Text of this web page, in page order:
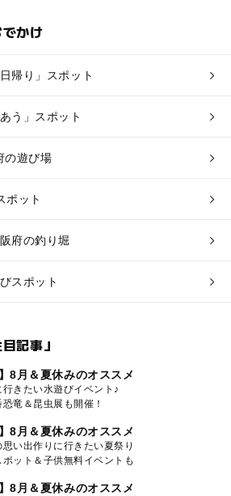
かけ
帰り」スポット
う」スポット
の遊び場
ポット
府の釣り堀
スポット
記事」
】8月＆夏休みのオススメ
行きたい水遊びイベント♪
竜＆昆虫展も開催！
】8月＆夏休みのオススメ
思い出作りに行きたい夏祭り
ポット＆子供無料イベントも
】8月＆夏休みのオススメ